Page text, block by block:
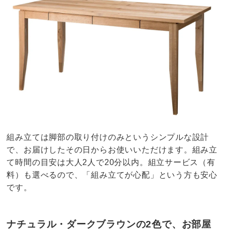
組み立ては脚部の取り付けのみというシンプルな設計
で、お届けしたその日からお使いいただけます。組み立
て時間の目安は大人2人で20分以内。組立サービス（有
料）も選べるので、「組み立てが心配」という方も安心
です。
ナチュラル・ダークブラウンの2色で、お部屋